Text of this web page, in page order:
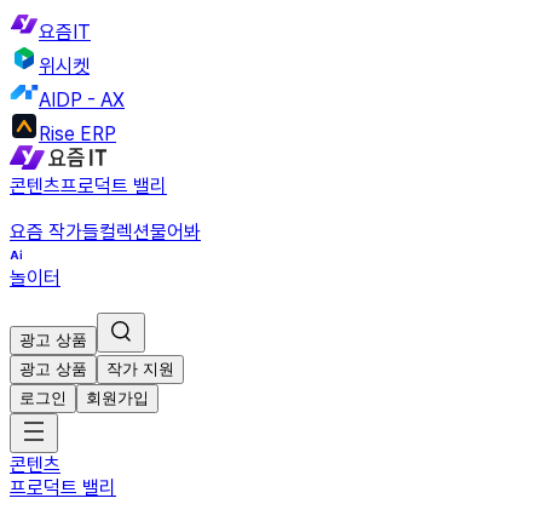
요즘IT
위시켓
AIDP - AX
Rise ERP
콘텐츠프로덕트 밸리
요즘 작가들컬렉션물어봐
놀이터
광고 상품
광고 상품
작가 지원
로그인
회원가입
콘텐츠
프로덕트 밸리